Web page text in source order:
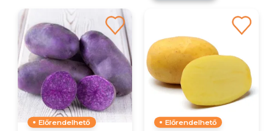
Előrendelhető Előrendelhető